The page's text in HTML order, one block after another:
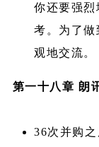
你还要强烈
考。为了
观地交流。
第一十八章 朗
36次并购